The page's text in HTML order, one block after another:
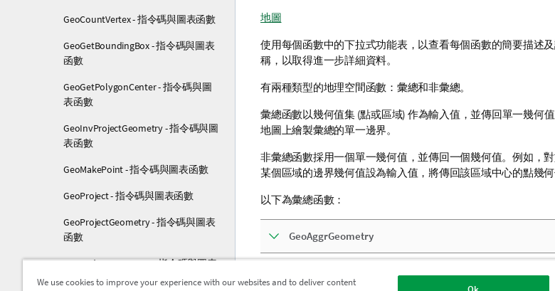
GeoCountVertex - 指令碼與圖表函數
GeoGetBoundingBox - 指令碼與圖表
函數
GeoGetPolygonCenter - 指令碼與圖
表函數
GeoInvProjectGeometry - 指令碼與圖
表函數
GeoMakePoint - 指令碼與圖表函數
GeoProject - 指令碼與圖表函數
GeoProjectGeometry - 指令碼與圖表
函數
GeoReduceGeometry - 指令碼與圖表
函數
地圖
使用每個函數中的下拉式功能表，以查看每個函數的簡要描述
稱，以取得進一步詳細資料。
有兩種類型的地理空間函數：彙總和非彙總。
彙總函數以幾何值集 (點或區域) 作為輸入值，並傳回單一幾何
地圖上繪製彙總的單一邊界。
非彙總函數採用一個單一幾何值，並傳回一個幾何值。例如，
某個區域的邊界幾何值設為輸入值，將傳回該區域中心的點幾何
以下為彙總函數：
GeoAggrGeometry
GeoBoundingBox
We use cookies to improve your experience with our websites and to deliver content